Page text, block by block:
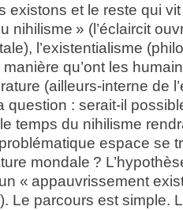
existons et le reste qui vit
nihilisme » (l’éclaircit
l’existentialisme
manière qu’ont les
(ailleurs-interne de
question : serait-il
temps du nihilisme
espace se
mondale ?
« appauvrissement
Le parcours est simple.